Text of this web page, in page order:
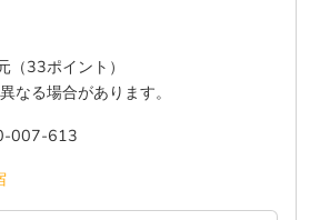
（33ポイント）
なる場合があります。
007-613